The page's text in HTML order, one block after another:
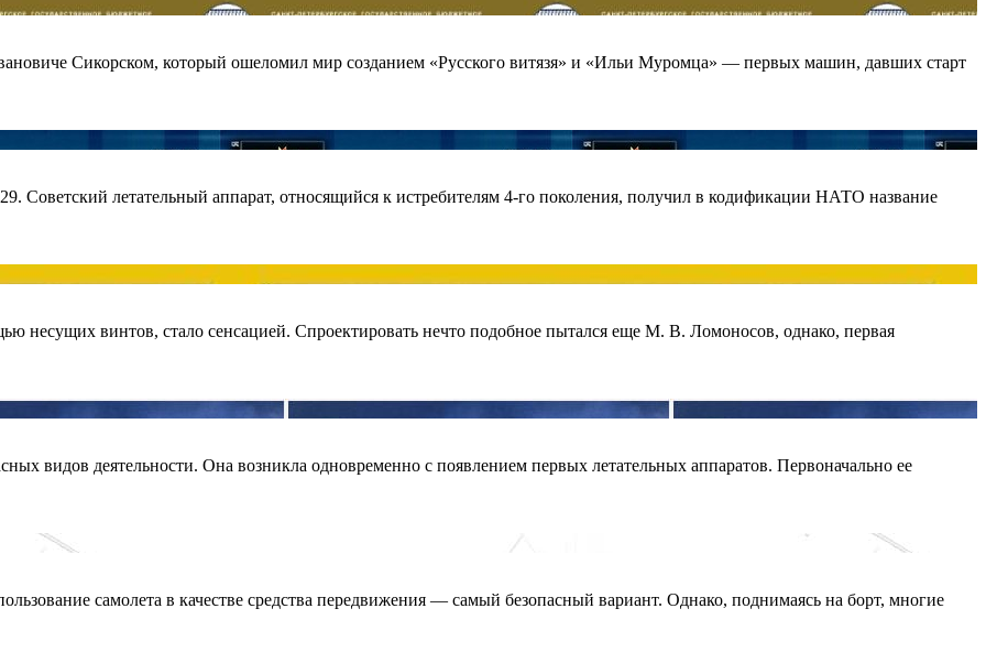
Сикорском, который ошеломил мир созданием «Русского витязя» и «Ильи Муромца» — первых машин, давших старт
Советский летательный аппарат, относящийся к истребителям 4-го поколения, получил в кодификации НАТО название
несущих винтов, стало сенсацией. Спроектировать нечто подобное пытался еще М. В. Ломоносов, однако, первая
видов деятельности. Она возникла одновременно с появлением первых летательных аппаратов. Первоначально ее
самолета в качестве средства передвижения — самый безопасный вариант. Однако, поднимаясь на борт, многие